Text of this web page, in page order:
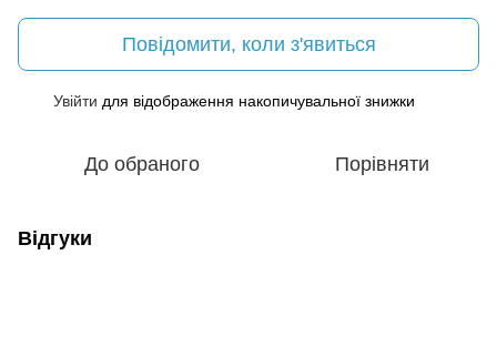
Повідомити, коли з'явиться
Увійти для відображення накопичувальної знижки
До обраного Порівняти
Відгуки